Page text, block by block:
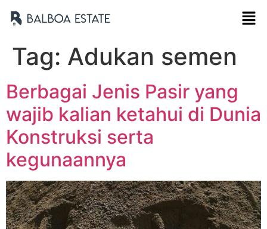
Tag: Adukan semen
Berbagai Jenis Pasir yang
wajib kalian ketahui di Dunia
Konstruksi serta
kegunaannya